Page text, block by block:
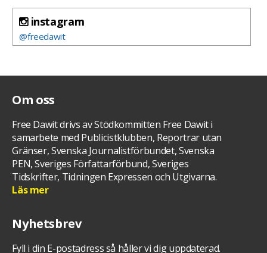
instagram
@freedawit
Om oss
Free Dawit drivs av Stödkommitten Free Dawit i
samarbete med Publicistklubben, Reportrar utan
Gränser, Svenska Journalistförbundet, Svenska
PEN, Sveriges Författarförbund, Sveriges
Tidskrifter, Tidningen Expressen och Utgivarna.
Läs mer
Nyhetsbrev
Fyll i din E-postadress så håller vi dig uppdaterad.